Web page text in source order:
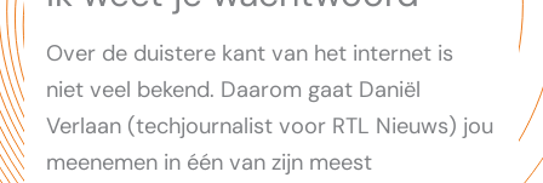
Over de duistere kant van het internet is
niet veel bekend. Daarom gaat Daniël
Verlaan (techjournalist voor RTL Nieuws) jou
meenemen in één van zijn meest